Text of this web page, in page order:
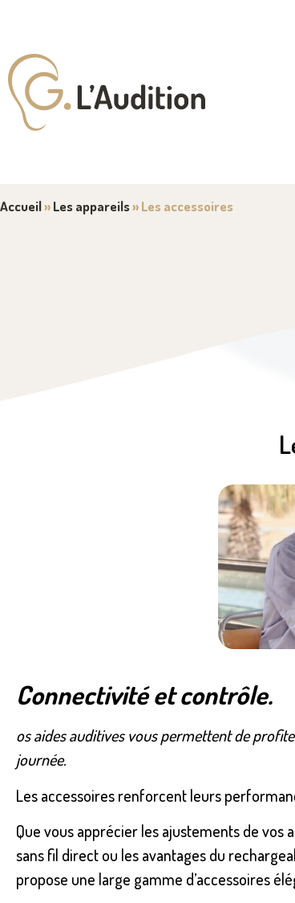
Accueil»Les appareils»Les accessoires
Connectivité et contrôle.
os aides auditives vous permettent de
journée.
Les accessoires renforcent leurs
Que vous apprécier les ajustements de
sans fil direct ou les avantages du
propose une large gamme d’accessoires